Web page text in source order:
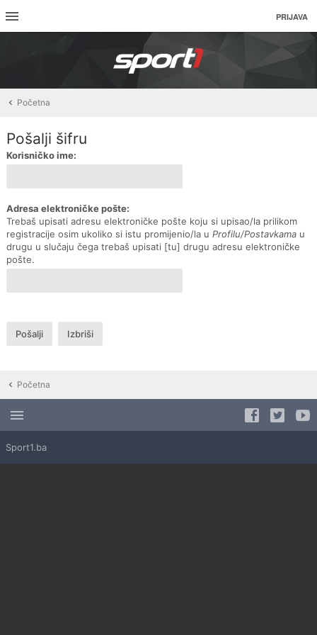
PRIJAVA
Početna
Pošalji šifru
Korisničko ime:
Adresa elektroničke pošte:
Trebaš upisati adresu elektroničke pošte koju si upisao/la prilikom
registracije osim ukoliko si istu promijenio/la u Profilu/Postavkama u
drugu u slučaju čega trebaš upisati [tu] drugu adresu elektroničke
pošte.
Početna
Sport1.ba